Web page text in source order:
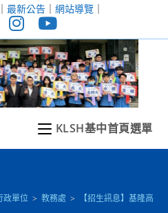
｜ 最新公告｜ 網站導覽｜
KLSH基中首頁選單
政單位 > 教務處 > 【招生訊息】基隆高